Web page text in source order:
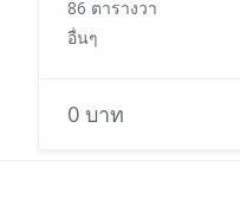
86 ตารางวา
อื่นๆ
0 บาท